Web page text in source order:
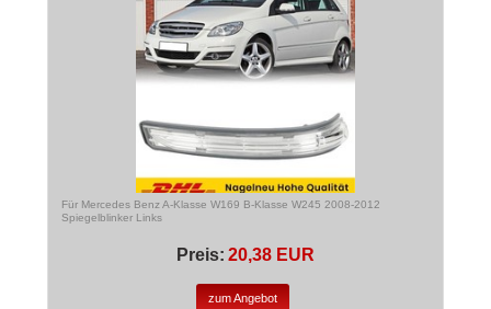
Für Mercedes Benz A-Klasse W169 B-Klasse W245 2008-2012
Spiegelblinker Links
Preis: 20,38 EUR
zum Angebot